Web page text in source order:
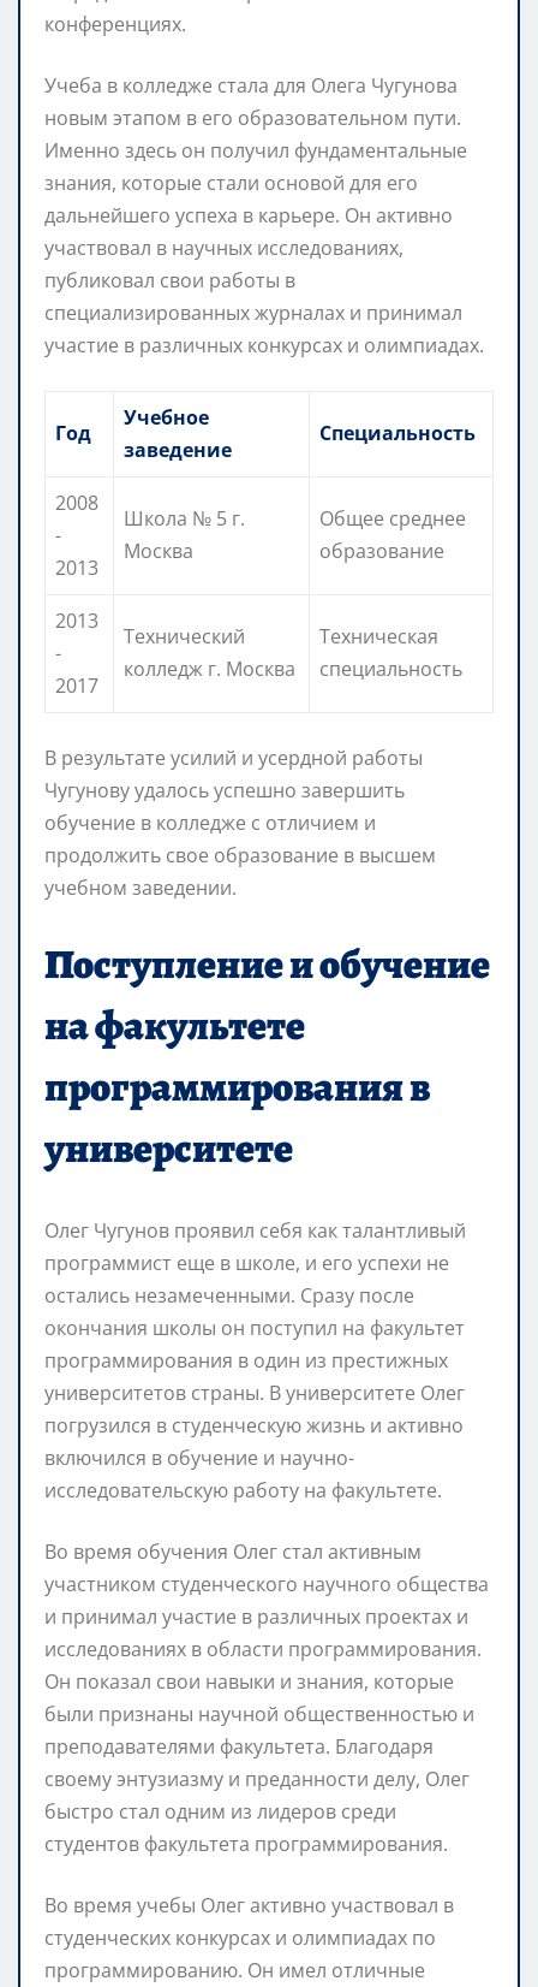
конференциях.
Учеба в колледже стала для Олега Чугунова
новым этапом в его образовательном пути.
Именно здесь он получил фундаментальные
знания, которые стали основой для его
дальнейшего успеха в карьере. Он активно
участвовал в научных исследованиях,
публиковал свои работы в
специализированных журналах и принимал
участие в различных конкурсах и олимпиадах.
Год
Учебное
заведение
Специальность
2008
-
2013
Школа № 5 г.
Москва
Общее среднее
образование
2013
-
2017
Технический
колледж г. Москва
Техническая
специальность
В результате усилий и усердной работы
Чугунову удалось успешно завершить
обучение в колледже с отличием и
продолжить свое образование в высшем
учебном заведении.
Поступление и обучение
на факультете
программирования в
университете
Олег Чугунов проявил себя как талантливый
программист еще в школе, и его успехи не
остались незамеченными. Сразу после
окончания школы он поступил на факультет
программирования в один из престижных
университетов страны. В университете Олег
погрузился в студенческую жизнь и активно
включился в обучение и научно-
исследовательскую работу на факультете.
Во время обучения Олег стал активным
участником студенческого научного общества
и принимал участие в различных проектах и
исследованиях в области программирования.
Он показал свои навыки и знания, которые
были признаны научной общественностью и
преподавателями факультета. Благодаря
своему энтузиазму и преданности делу, Олег
быстро стал одним из лидеров среди
студентов факультета программирования.
Во время учебы Олег активно участвовал в
студенческих конкурсах и олимпиадах по
программированию. Он имел отличные